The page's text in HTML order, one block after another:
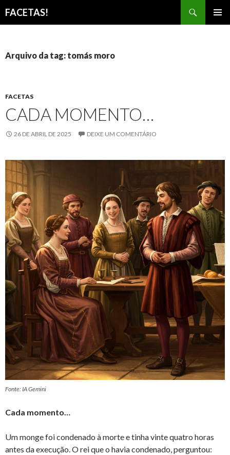
FACETAS!
CONTEÚDO
Arquivo da tag: tomás moro
FACETAS
CADA MOMENTO…
26 DE ABRIL DE 2025 DEIXE UM COMENTÁRIO
Fonte: IA Gemini
Cada momento…
Um monge foi condenado à morte e tinha vinte quatro horas
antes da execução. O rei que o havia condenado, perguntou: